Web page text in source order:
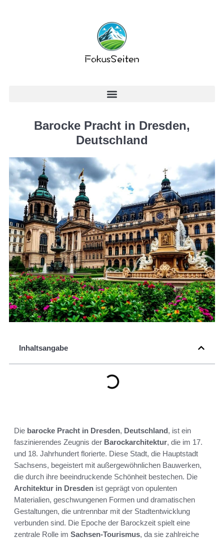
Barocke Pracht in Dresden,
Deutschland
Inhaltsangabe
Die barocke Pracht in Dresden, Deutschland, ist ein
faszinierendes Zeugnis der Barockarchitektur, die im 17.
und 18. Jahrhundert florierte. Diese Stadt, die Hauptstadt
Sachsens, begeistert mit außergewöhnlichen Bauwerken,
die durch ihre beeindruckende Schönheit bestechen. Die
Architektur in Dresden ist geprägt von opulenten
Materialien, geschwungenen Formen und dramatischen
Gestaltungen, die untrennbar mit der Stadtentwicklung
verbunden sind. Die Epoche der Barockzeit spielt eine
zentrale Rolle im Sachsen-Tourismus, da sie zahlreiche